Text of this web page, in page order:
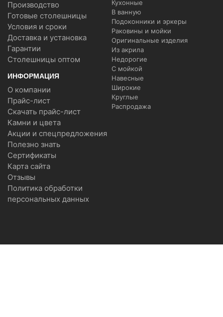
Производство
Готовые столешницы
Условия и сроки
Доставка и установка
Гарантии
Столешницы оптом
ИНФОРМАЦИЯ
О компании
Прайс-лист
Скачать прайс-лист
Камни и цвета
Акции и спецпредложения
Полезно знать
Сертификаты
Карта сайта
Отзывы
Политика обработки
персональных данных
Кухонные
В ванную
Подоконники и эркеры
Раковины и мойки
Оригинальные изделия
Из акрила
Недорогие
С мойкой
Навесные
Широкие
Круглые
Распродажа